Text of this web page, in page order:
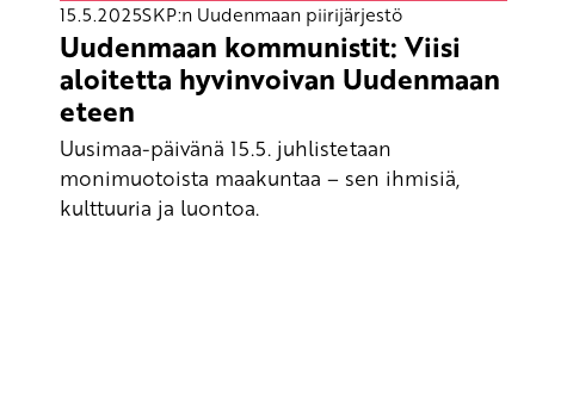
15.5.2025SKP:n Uudenmaan piirijärjestö
Uudenmaan kommunistit: Viisi
aloitetta hyvinvoivan Uudenmaan
eteen
Uusimaa-päivänä 15.5. juhlistetaan
monimuotoista maakuntaa – sen ihmisiä,
kulttuuria ja luontoa.